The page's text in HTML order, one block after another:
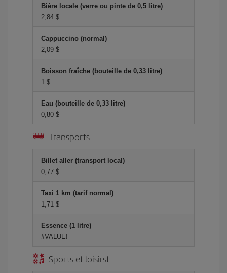
Bière locale (verre ou pinte de 0,5 litre)
2,84 $
Cappuccino (normal)
2,09 $
Boisson fraîche (bouteille de 0,33 litre)
1 $
Eau (bouteille de 0,33 litre)
0,80 $
Transports
Billet aller (transport local)
0,77 $
Taxi 1 km (tarif normal)
1,71 $
Essence (1 litre)
#VALUE!
Sports et loisirst